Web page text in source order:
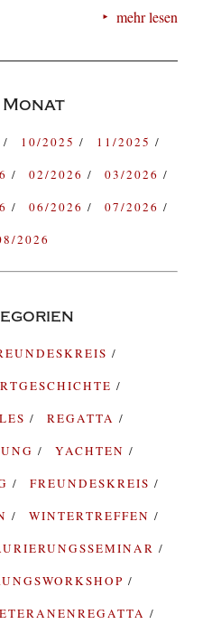
mehr lesen
Monat
10/2025
11/2025
02/2026
03/2026
06/2026
07/2026
2026
REGATTA
YACHTEN
FREUNDESKREIS
WINTERTREFFEN